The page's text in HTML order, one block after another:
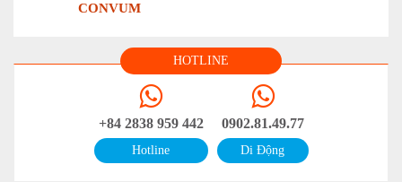
CONVUM
HOTLINE
+84 2838 959 442
Hotline
0902.81.49.77
Di Động